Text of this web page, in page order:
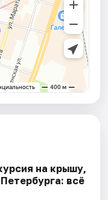
на крышу,
всё